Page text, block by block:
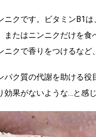
ニクです。ビタミンB1
またはニンニクだけを
クで香りをつけるなど
パク質の代謝を助ける
効果がないような…と感